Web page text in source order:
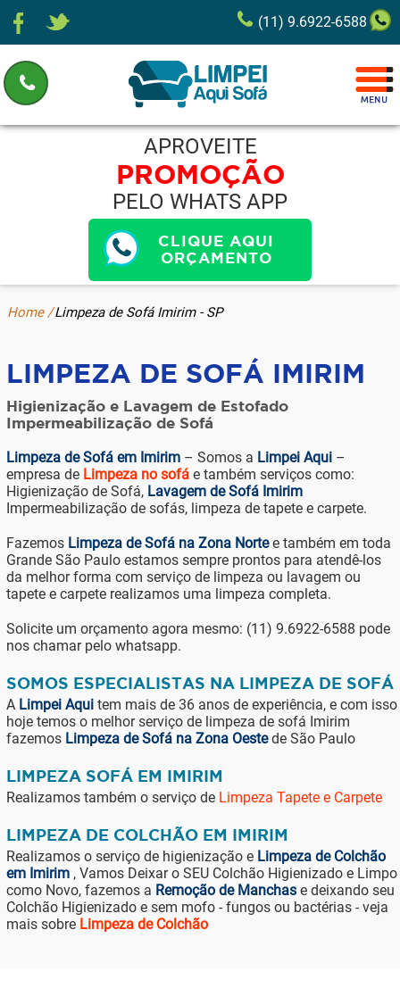
(11) 9.6922-6588
APROVEITE
PROMOÇÃO
PELO WHATS APP
CLIQUE AQUI
ORÇAMENTO
Home /Limpeza de Sofá Imirim - SP
LIMPEZA DE SOFÁ IMIRIM
Higienização e Lavagem de Estofado
Impermeabilização de Sofá
Limpeza de Sofá em Imirim– Somos a Limpei Aqui –
empresa de Limpeza no sofáe também serviços como:
Higienização de Sofá, Lavagem de Sofá Imirim
Impermeabilização de sofás, limpeza de tapete e carpete.
Fazemos Limpeza de Sofá na Zona Nortee também em toda
Grande São Paulo estamos sempre prontos para atendê-los
da melhor forma com serviço de limpeza ou lavagem ou
tapete e carpete realizamos uma limpeza completa.
Solicite um orçamento agora mesmo: (11) 9.6922-6588 pode
nos chamar pelo whatsapp.
SOMOS ESPECIALISTAS NA LIMPEZA DE SOFÁ
A Limpei Aquitem mais de 36 anos de experiência, e com isso
hoje temos o melhor serviço de limpeza de sofá Imirim
fazemos Limpeza de Sofá na Zona Oestede São Paulo
LIMPEZA SOFÁ EM IMIRIM
Realizamos também o serviço de Limpeza Tapete e Carpete
LIMPEZA DE COLCHÃO EM IMIRIM
Realizamos o serviço de higienização e Limpeza de Colchão
em Imirim, Vamos Deixar o SEU Colchão Higienizado e Limpo
como Novo, fazemos a Remoção de Manchase deixando seu
Colchão Higienizado e sem mofo - fungos ou bactérias - veja
mais sobre Limpeza de Colchão